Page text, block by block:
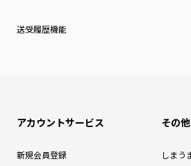
送受履歴機能
アカウントサービス
新規会員登録
その
しまう